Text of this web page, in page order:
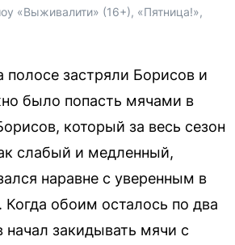
«Выживалити» (16+), «Пятница!»,
застряли Борисов и
было попасть мячами в
который за весь сезон
слабый и медленный,
наравне с уверенным в
обоим осталось по два
закидывать мячи с